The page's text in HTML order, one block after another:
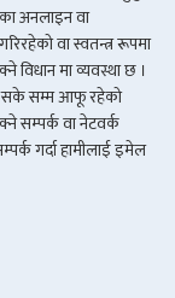
अनलाइन वा
वा स्वतन्त्र रूपमा
विधान मा व्यवस्था छ ।
। सके सम्म आफू रहेको
सम्पर्क वा नेटवर्क
गर्दा हामीलाई इमेल